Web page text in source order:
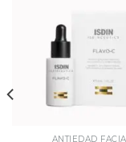
ANTIEDAD